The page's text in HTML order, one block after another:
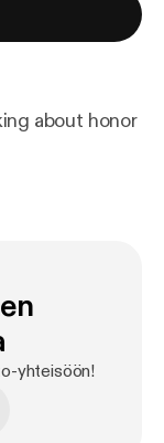
about honor
yhteisöön!